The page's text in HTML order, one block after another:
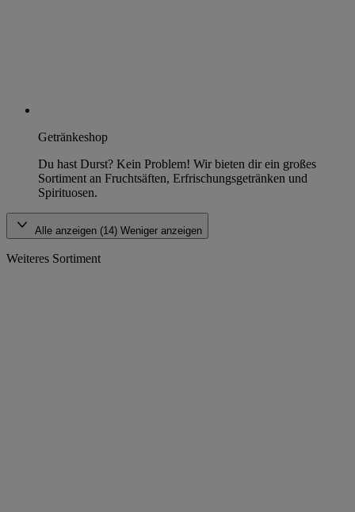
Getränkeshop
Du hast Durst? Kein Problem! Wir bieten dir ein großes
Sortiment an Fruchtsäften, Erfrischungsgetränken und
Spirituosen.
Alle anzeigen (14) Weniger anzeigen
Weiteres Sortiment